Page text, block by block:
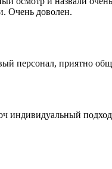
Очень доволен.
персонал, приятно
индивидуальный